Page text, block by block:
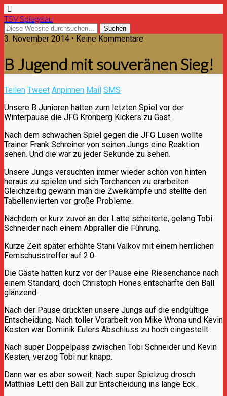
TSV Spiegelau
3. November 2014 • Keine Kommentare
B Jugend mit souveränen Sieg!
Teilen Tweet Anpinnen Mail SMS
Unsere B Junioren hatten zum letzten Spiel vor der
Winterpause die JFG Kronberg Kickers zu Gast.
Nach dem schwachen Spiel gegen die JFG Lusen wollte
Trainer Frank Schreiner von seinen Jungs eine Reaktion
sehen. Und die war zu jeder Sekunde zu sehen.
Unsere Jungs versuchten immer wieder schön von hinten
heraus zu spielen und sich Torchancen zu erarbeiten.
Gleichzeitig gewann man die Zweikämpfe und stellte den
Tabellenvierten vor große Probleme.
Nachdem er kurz zuvor an der Latte scheiterte, gelang Tobi
Schneider nach einem Abpraller die Führung.
Kurze Zeit später erhöhte Stani Valkov mit einem herrlichen
Fernschusstreffer auf 2:0.
Die Gäste hatten kurz vor der Pause eine Riesenchance nach
einem Standard, doch Christoph Hones entschärfte den Ball
glänzend.
Nach der Pause drückten unsere Jungs auf die endgültige
Entscheidung. Nach toller Vorarbeit von Mike Wrona und Kevin
Kesten war Dominik Eulers Abschluss zu hoch eingestellt.
Nach super Doppelpass zwischen Tobi Schneider und Kevin
Kesten, verzog Tobi nur knapp.
Dann war es aber soweit. Nach super Spielzug drosch
Matthias Lettl den Ball zur Entscheidung ins lange Eck.